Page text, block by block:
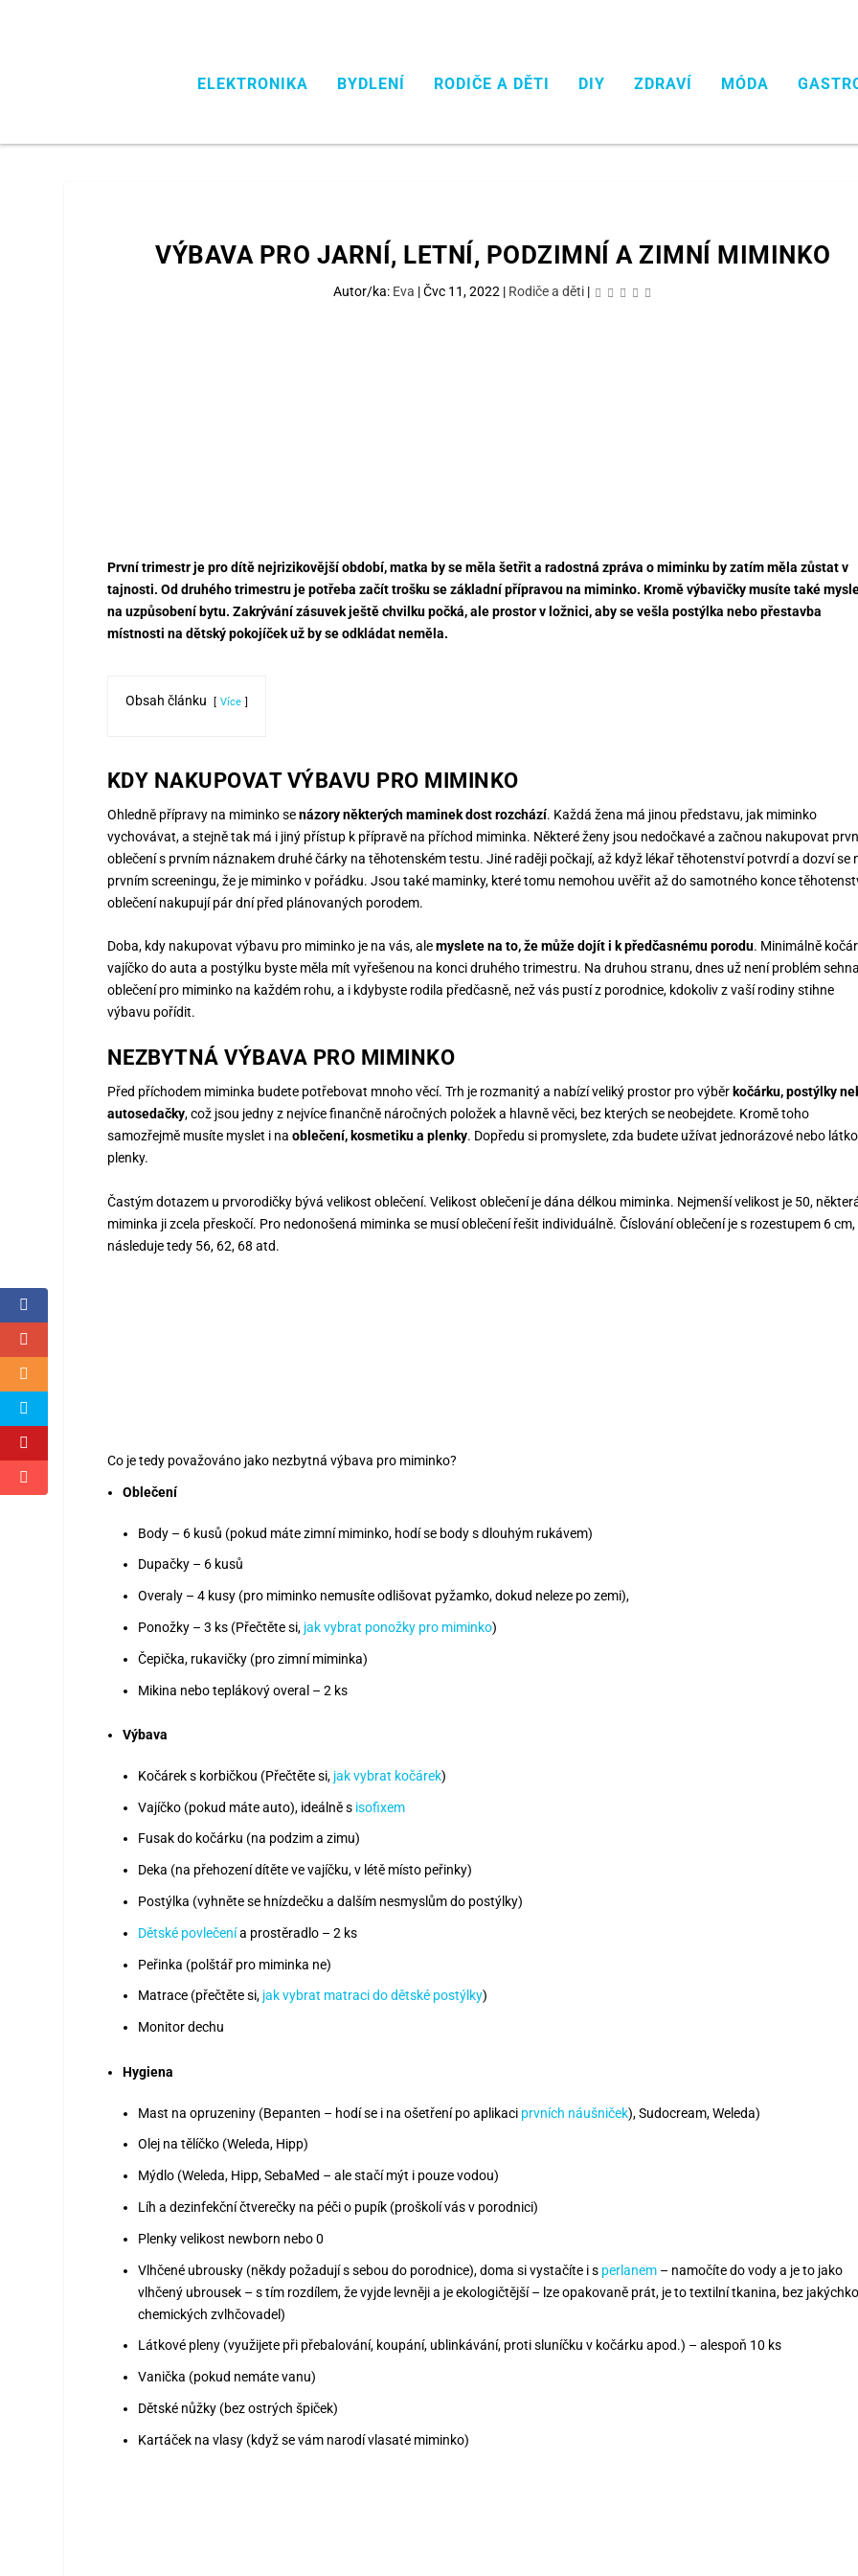
ELEKTRONIKA BYDLENÍ RODIČE A DĚTI DIY ZDRAVÍ MÓDA
VÝBAVA PRO JARNÍ, LETNÍ, PODZIMNÍ A ZIMNÍ MIMINKO
Autor/ka: Eva |Čvc 11, 2022 | Rodiče a děti |
První trimestr je pro dítě nejrizikovější období, matka by se měla šetřit a radostná zpráva o miminku by zatím měla zůstat v
tajnosti. Od druhého trimestru je potřeba začít trošku se základní přípravou na miminko. Kromě výbavičky musíte také
na uzpůsobení bytu. Zakrývání zásuvek ještě chvilku počká, ale prostor v ložnici, aby se vešla postýlka nebo přestavba
místnosti na dětský pokojíček už by se odkládat neměla.
Obsah článku Více
KDY NAKUPOVAT VÝBAVU PRO MIMINKO
Ohledně přípravy na miminko senázory některých maminek dost rozchází. Každá žena má jinou představu, jak miminko
vychovávat, a stejně tak má i jiný přístup k přípravě na příchod miminka. Některé ženy jsou nedočkavé a začnou nakupovat
oblečení s prvním náznakem druhé čárky na těhotenském testu. Jiné raději počkají, až když lékař těhotenství potvrdí a dozví se
prvním screeningu, že je miminko v pořádku. Jsou také maminky, které tomu nemohou uvěřit až do samotného konce
oblečení nakupují pár dní před plánovaných porodem.
Doba, kdy nakupovat výbavu pro miminko je na vás, alemyslete na to, že může dojít i k předčasnému porodu. Minimálně
vajíčko do auta a postýlku byste měla mít vyřešenou na konci druhého trimestru. Na druhou stranu, dnes už není problém
oblečení pro miminko na každém rohu, a i kdybyste rodila předčasně, než vás pustí z porodnice, kdokoliv z vaší rodiny stihne
výbavu pořídit.
NEZBYTNÁ VÝBAVA PRO MIMINKO
Před příchodem miminka budete potřebovat mnoho věcí. Trh je rozmanitý a nabízí veliký prostor pro výběr kočárku, postýlky
autosedačky, což jsou jedny z nejvíce finančně náročných položek a hlavně věci, bez kterých se neobejdete. Kromě toho
samozřejmě musíte myslet i na oblečení, kosmetiku a plenky. Dopředu si promyslete, zda budete užívat jednorázové nebo
plenky.
Častým dotazem u prvorodičky bývá velikost oblečení. Velikost oblečení je dána délkou miminka. Nejmenší velikost je 50,
miminka ji zcela přeskočí. Pro nedonošená miminka se musí oblečení řešit individuálně. Číslování oblečení je s rozestupem 6 cm,
následuje tedy 56, 62, 68 atd.
Co je tedy považováno jako nezbytná výbava pro miminko?
Oblečení
Body – 6 kusů (pokud máte zimní miminko, hodí se body s dlouhým rukávem)
Dupačky – 6 kusů
Overaly – 4 kusy (pro miminko nemusíte odlišovat pyžamko, dokud neleze po zemi),
Ponožky – 3 ks (Přečtěte si, jak vybrat ponožky pro miminko)
Čepička, rukavičky (pro zimní miminka)
Mikina nebo teplákový overal – 2 ks
Výbava
Kočárek s korbičkou (Přečtěte si, jak vybrat kočárek)
Vajíčko (pokud máte auto), ideálně s isofixem
Fusak do kočárku (na podzim a zimu)
Deka (na přehození dítěte ve vajíčku, v létě místo peřinky)
Postýlka (vyhněte se hnízdečku a dalším nesmyslům do postýlky)
Dětské povlečenía prostěradlo – 2 ks
Peřinka (polštář pro miminka ne)
Matrace (přečtěte si, jak vybrat matraci do dětské postýlky)
Monitor dechu
Hygiena
Mast na opruzeniny (Bepanten – hodí se i na ošetření po aplikaci prvních náušniček), Sudocream, Weleda)
Olej na tělíčko (Weleda, Hipp)
Mýdlo (Weleda, Hipp, SebaMed – ale stačí mýt i pouze vodou)
Líh a dezinfekční čtverečky na péči o pupík (proškolí vás v porodnici)
Plenky velikost newborn nebo 0
Vlhčené ubrousky (někdy požadují s sebou do porodnice), doma si vystačíte i s perlanem – namočíte do vody a je to jako
vlhčený ubrousek – s tím rozdílem, že vyjde levněji a je ekologičtější – lze opakovaně prát, je to textilní tkanina, bez
chemických zvlhčovadel)
Látkové pleny (využijete při přebalování, koupání, ublinkávání, proti sluníčku v kočárku apod.) – alespoň 10 ks
Vanička (pokud nemáte vanu)
Dětské nůžky (bez ostrých špiček)
Kartáček na vlasy (když se vám narodí vlasaté miminko)